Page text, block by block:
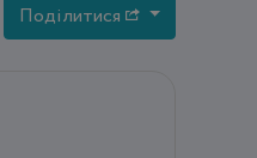
Поділитися